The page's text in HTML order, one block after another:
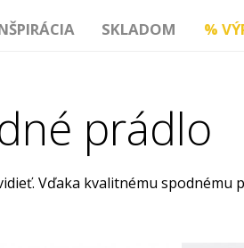
SKLADOM %
prádlo
Vďaka kvalitnému spodnému